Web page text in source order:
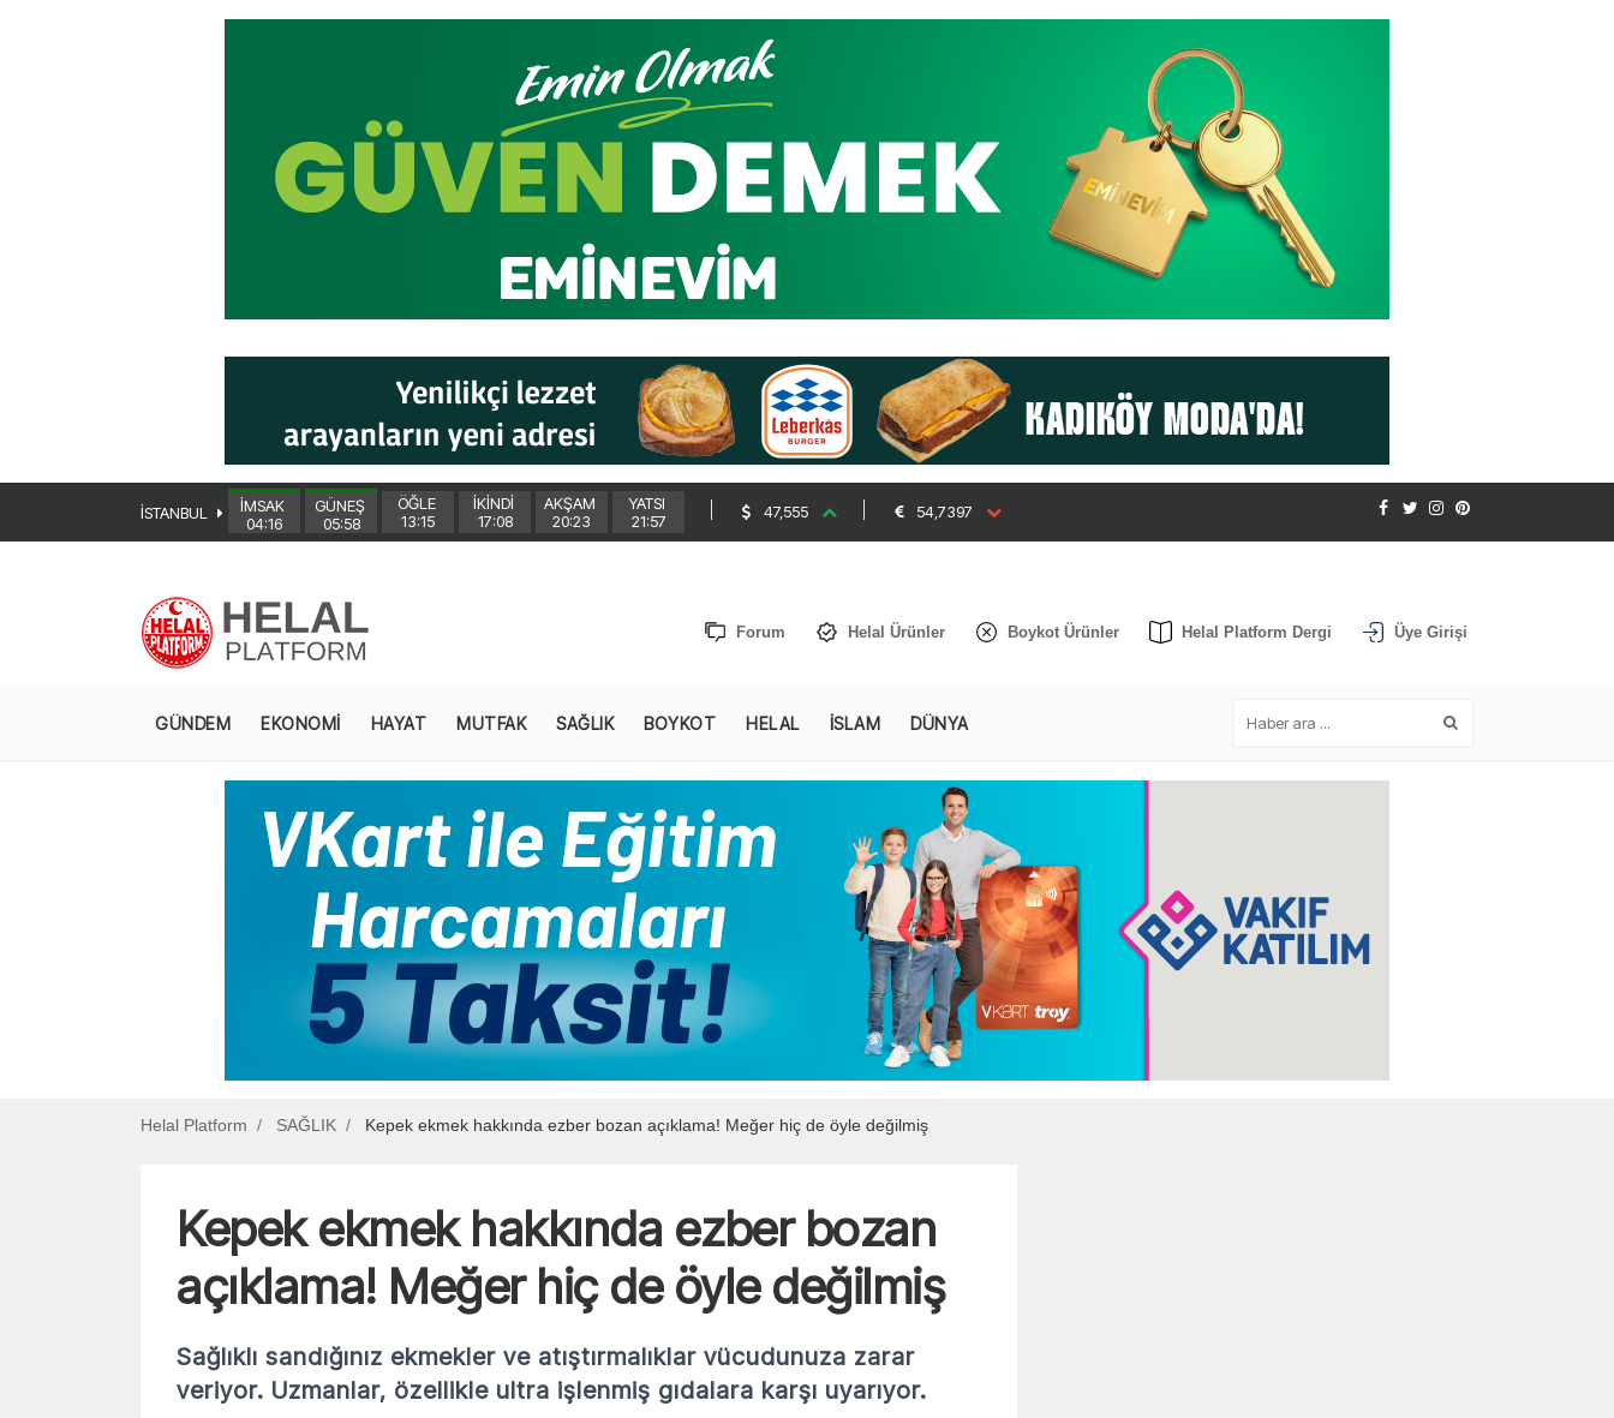
İSTANBUL
İMSAK
04:16
GÜNEŞ
05:58
ÖĞLE
13:15
İKİNDİ
17:08
AKŞAM
20:23
YATSI
21:57
47,555 54,7397
Forum Helal Ürünler Boykot Ürünler Helal Platform Dergi Üye Girişi
GÜNDEM EKONOMİ HAYAT MUTFAK SAĞLIK BOYKOT HELAL İSLAM DÜNYA
Helal Platform SAĞLIK Kepek ekmek hakkında ezber bozan açıklama! Meğer hiç de öyle değilmiş
Kepek ekmek hakkında ezber bozan
açıklama! Meğer hiç de öyle değilmiş
Sağlıklı sandığınız ekmekler ve atıştırmalıklar vücudunuza zarar
veriyor. Uzmanlar, özellikle ultra işlenmiş gıdalara karşı uyarıyor.